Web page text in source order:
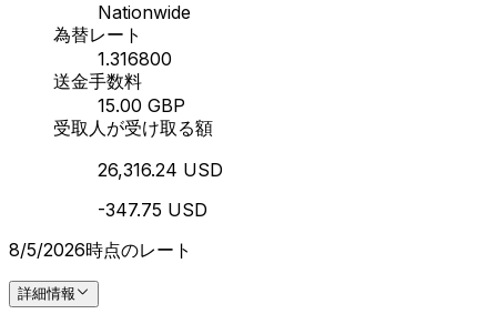
Nationwide
為替レート
1.316800
送金手数料
15.00 GBP
受取人が受け取る額
26,316.24 USD
-347.75 USD
8/5/2026時点のレート
詳細情報